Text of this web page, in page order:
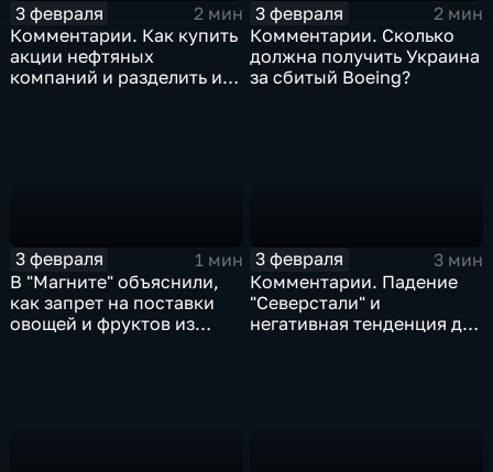
3 февраля
2 мин
Комментарии. Как купить
акции нефтяных
компаний и разделить их
3 февраля
2 мин
Комментарии. Сколько
должна получить Украина
за сбитый Boeing?
3 февраля
1 мин
В "Магните" объяснили,
как запрет на поставки
овощей и фруктов из
3 февраля
3 мин
Комментарии. Падение
"Северстали" и
негативная тенденция для